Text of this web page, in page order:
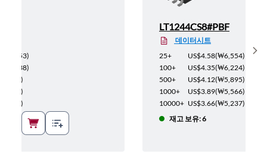
₩1,153)
₩1,038)
)
)
)
LT1244CS8#PBF
데이터시트
25+
US$4.58(₩6,554)
100+
US$4.35(₩6,224)
500+
US$4.12(₩5,895)
1000+
US$3.89(₩5,566)
10000+ US$3.66(₩5,237)
재고 보유: 6